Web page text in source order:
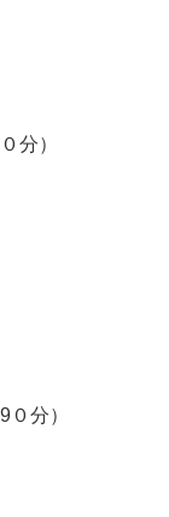
分）
分）